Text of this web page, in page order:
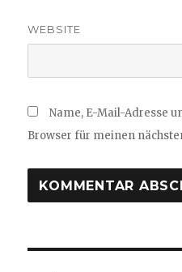
WEBSITE
Name, E-Mail-Adresse
Browser für meinen